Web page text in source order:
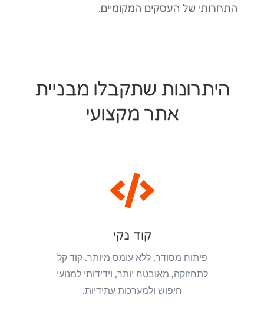
התחרותי של העסקים המקומיים.
היתרונות שתקבלו מבניית
אתר מקצועי

קוד נקי
פיתוח מסודר, ללא עומס מיותר. קוד קל
לתחזוקה, מאובטח יותר, וידידותי למנועי
חיפוש ולמערכות עתידיות.